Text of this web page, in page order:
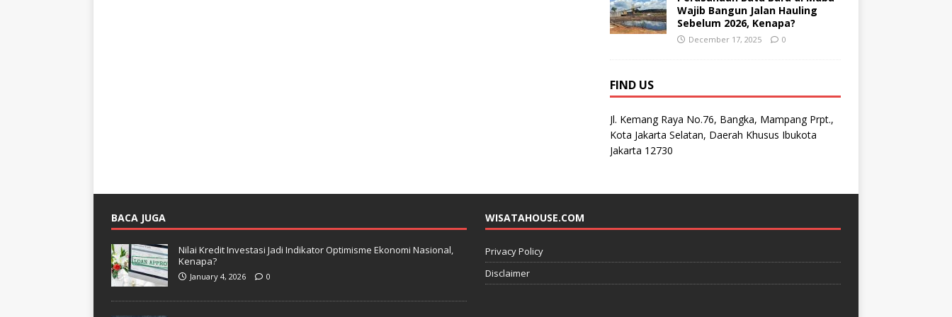
Wajib Bangun Jalan Hauling
Sebelum 2026, Kenapa?
December 17, 2025 0
FIND US
Jl. Kemang Raya No.76, Bangka, Mampang Prpt.,
Kota Jakarta Selatan, Daerah Khusus Ibukota
Jakarta 12730
BACA JUGA
Nilai Kredit Investasi Jadi Indikator Optimisme Ekonomi Nasional,
Kenapa?
January 4, 2026 0
WISATAHOUSE.COM
Privacy Policy
Disclaimer